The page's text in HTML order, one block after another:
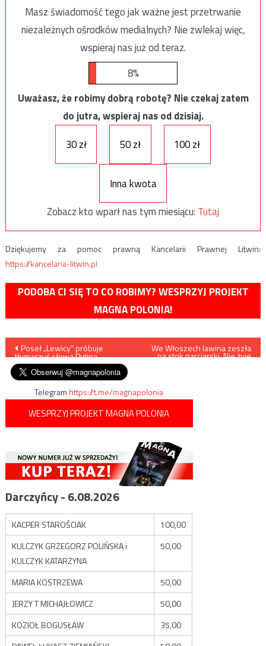
Masz świadomość tego jak ważne jest przetrwanie
niezależnych ośrodków medialnych? Nie zwlekaj więc,
wspieraj nas już od teraz.
8%
Uważasz, że robimy dobrą robotę? Nie czekaj zatem
do jutra, wspieraj nas od dzisiaj.
30 zł
50 zł 100 zł
Inna kwota
Zobacz kto wparł nas tym miesiącu: Tutaj
Dziękujemy za pomoc prawną Kancelarii Prawnej Litwin:
https://kancelaria-litwin.pl
PODOBA CI SIĘ TO CO ROBIMY? WESPRZYJ PROJEKT
MAGNA POLONIA!
Nawigacja
wpisu
Poseł „Lewicy” próbuje
tłumaczyć słowa Putina
We Włoszech lawina zeszła
na stok narciarski. Nie żyje
Telegramhttps://t.me/magnapolonia
WESPRZYJ PROJEKT MAGNA POLONIA
Darczyńcy - 6.08.2026
KACPER STAROŚCIAK
100,00
KULCZYK GRZEGORZ POLIŃSKA i
KULCZYK KATARZYNA
50,00
MARIA KOSTRZEWA
50,00
JERZY T MICHAJŁOWICZ
50,00
KOZIOŁ BOGUSŁAW
35,00